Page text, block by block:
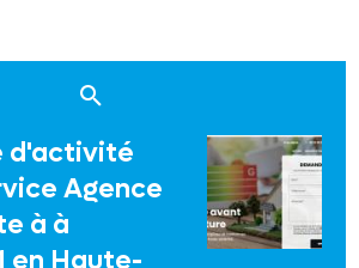
d'activité
Agence
à à
en Haute-